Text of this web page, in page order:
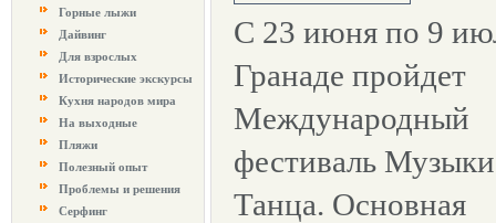
Горные лыжи
Дайвинг
Для взрослых
Исторические экскурсы
Кухня народов мира
На выходные
Пляжи
Полезный опыт
Проблемы и решения
Серфинг
С 23 июня по 9
Гранаде пройдет
Международный
фестиваль
Танца. Основная